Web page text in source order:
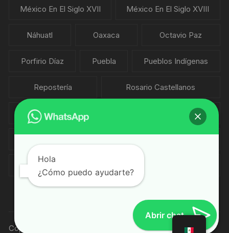
México En El Siglo XVII México En El Siglo XVIII
Náhuatl Oaxaca Octavio Paz
Porfirio Díaz Puebla Pueblos Indígenas
Repostería Rosario Castellanos
Salvador Novo Sopas
Xavier Villaurrutia
Copyright © ExperTur 2020.
Hola
¿Cómo puedo ayudarte?
Abrir chat